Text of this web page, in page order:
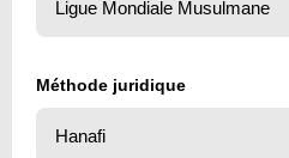
Méthode juridique